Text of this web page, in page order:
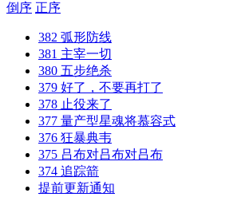
倒序 正序
382 弧形防线
381 主宰一切
380 五步绝杀
379 好了，不要再打了
378 止役来了
377 量产型星魂将慕容式
376 狂暴典韦
375 吕布对吕布对吕布
374 追踪箭
提前更新通知